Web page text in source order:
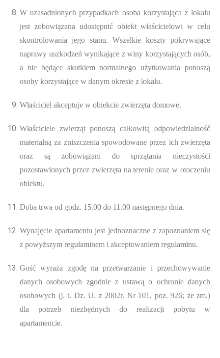
W uzasadnionych przypadkach osoba korzystająca z lokalu
jest zobowiązana udostępnić obiekt właścicielowi w celu
skontrolowania jego stanu. Wszelkie koszty pokrywające
naprawy uszkodzeń wynikające z winy korzystających osób,
a nie będące skutkiem normalnego użytkowania ponoszą
osoby korzystające w danym okresie z lokalu.
Właściciel akceptuje w obiekcie zwierzęta domowe.
Właściciele zwierząt ponoszą całkowitą odpowiedzialność
materialną za zniszczenia spowodowane przez ich zwierzęta
oraz są zobowiązani do sprzątania nieczystości
pozostawionych przez zwierzęta na terenie oraz w otoczeniu
obiektu.
Doba trwa od godz. 15.00 do 11.00 następnego dnia.
Wynajęcie apartamentu jest jednoznaczne z zapoznaniem się
z powyższym regulaminem i akceptowaniem regulaminu.
Gość wyraża zgodę na przetwarzanie i przechowywanie
danych osobowych zgodnie z ustawą o ochronie danych
osobowych (j. t. Dz. U. z 2002r. Nr 101, poz. 926; ze zm.)
dla potrzeb niezbędnych do realizacji pobytu w
apartamencie.